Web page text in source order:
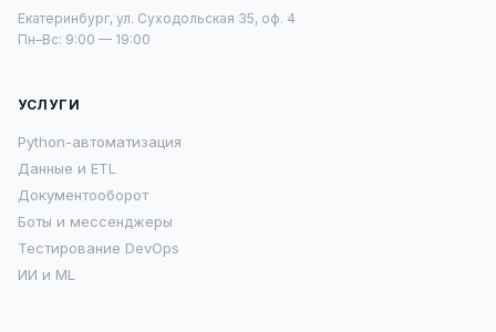
Екатеринбург, ул. Суходольская 35, оф. 4
Пн–Вс: 9:00 — 19:00
УСЛУГИ
Python-автоматизация
Данные и ETL
Документооборот
Боты и мессенджеры
Тестирование DevOps
ИИ и ML